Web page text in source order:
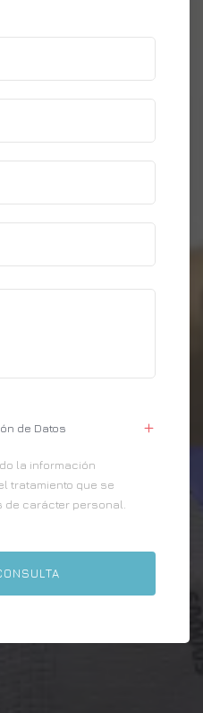
de Datos
la información
tratamiento que se
carácter personal.